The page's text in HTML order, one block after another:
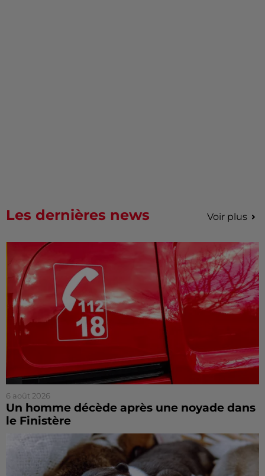
Les dernières news Voir plus
6 août 2026
Un homme décède après une noyade dans
le Finistère